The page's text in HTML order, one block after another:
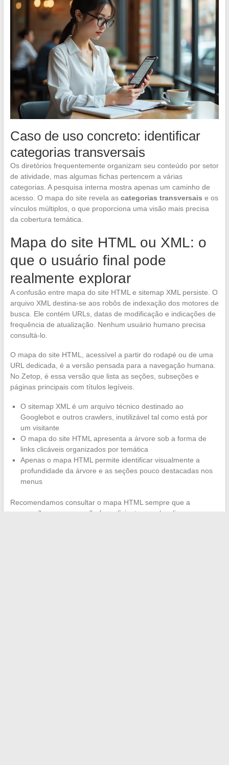
Caso de uso concreto: identificar
categorias transversais
Os diretórios frequentemente organizam seu conteúdo por setor
de atividade, mas algumas fichas pertencem a várias
categorias. A pesquisa interna mostra apenas um caminho de
acesso. O mapa do site revela as categorias transversais e os
vínculos múltiplos, o que proporciona uma visão mais precisa
da cobertura temática.
Mapa do site HTML ou XML: o
que o usuário final pode
realmente explorar
A confusão entre mapa do site HTML e sitemap XML persiste. O
arquivo XML destina-se aos robôs de indexação dos motores de
busca. Ele contém URLs, datas de modificação e indicações de
frequência de atualização. Nenhum usuário humano precisa
consultá-lo.
O mapa do site HTML, acessível a partir do rodapé ou de uma
URL dedicada, é a versão pensada para a navegação humana.
No Zetop, é essa versão que lista as seções, subseções e
páginas principais com títulos legíveis.
O sitemap XML é um arquivo técnico destinado ao
Googlebot e outros crawlers, inutilizável tal como está por
um visitante
O mapa do site HTML apresenta a árvore sob a forma de
links clicáveis organizados por temática
Apenas o mapa HTML permite identificar visualmente a
profundidade da árvore e as seções pouco destacadas nos
menus
Recomendamos consultar o mapa HTML sempre que a
navegação por menus não for suficiente para localizar uma